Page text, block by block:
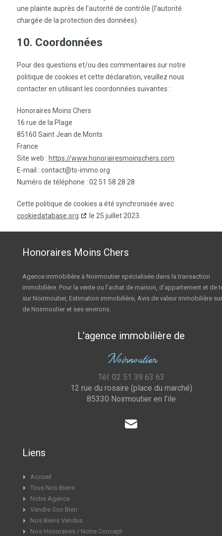
une plainte auprès de l’autorité de contrôle (l’autorité
chargée de la protection des données).
10. Coordonnées
Pour des questions et/ou des commentaires sur notre
politique de cookies et cette déclaration, veuillez nous
contacter en utilisant les coordonnées suivantes :
Honoraires Moins Chers
16 rue de la Plage
85160 Saint Jean de Monts
France
Site web : https://www.honorairesmoinschers.com
E-mail : contact@ts-immo.org
Numéro de téléphone : 02 51 58 28 28
Cette politique de cookies a été synchronisée avec
cookiedatabase.org
le 25 juillet 2023.
Honoraires Moins Chers
Agence immobilière à Noirmoutier spécialisée dans la transaction
immobilière. Pour la vente ou l’achat de maison, d’appartement et de
sur Noirmoutier, Estimation immobilière, Avis de valeur immobilière sur
de Noirmoutier et ses environs.
L’agence immobilière de
Noirnoutier
Tél: 02 51 39 63 63
12 rue du rosaire (place du marché)
85330 Noirmoutier en l’ile
Liens
Accueil
Tous Nos Biens
Notre Agence
Vendre Son Bien
Nos Biens Vendus
Nos Honoraires / Notre Concept